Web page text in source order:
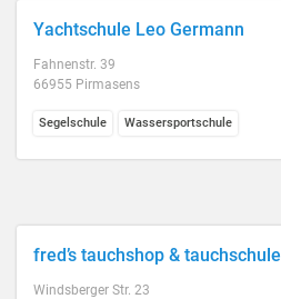
Yachtschule Leo Germann
Fahnenstr. 39
66955 Pirmasens
Segelschule Wassersportschule
fred’s tauchshop & tauchschule
Windsberger Str. 23